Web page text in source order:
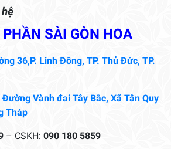
PHẦN SÀI GÒN HOA
36,P. Linh Đông, TP. Thủ Đức, TP.
Đường Vành đai Tây Bắc, Xã Tân Quy
Tháp
– CSKH: 090 180 5859